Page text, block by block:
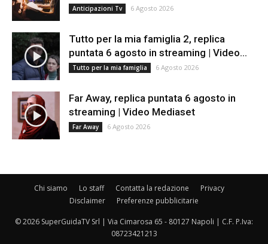
Anticipazioni Tv 6 Agosto 2026
Tutto per la mia famiglia 2, replica
puntata 6 agosto in streaming | Video...
Tutto per la mia famiglia 6 Agosto 2026
Far Away, replica puntata 6 agosto in
streaming | Video Mediaset
Far Away 6 Agosto 2026
Chi siamo Lo staff Contatta la redazione
Privacy
Disclaimer
Preferenze pubblicitarie
© 2026 SuperGuidaTV Srl | Via Cimarosa 65 - 80127 Napoli | C.F. P.Iva:
08723421213